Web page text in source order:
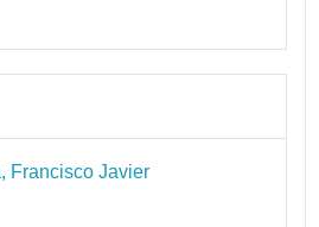
Francisco Javier